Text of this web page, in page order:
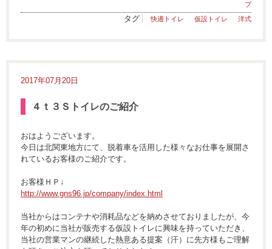
プ
タグ 快適トイレ 仮設トイレ 洋式
2017年07月20日
４ｔ３Ｓトイレのご紹介
おはようございます。
今日は北関東地方にて、脱着車を活用した様々なお仕事を展開さ
れているお客様のご紹介です。
お客様ＨＰ↓
http://www.gns96.jp/company/index.html
当社からはコンテナや消耗品などを納めさせておりましたが、今
年の初めに当社が販売する仮設トイレに興味を持っていただき、
当社の営業マンの継続した熱意ある提案（汗）に先方様もご理解